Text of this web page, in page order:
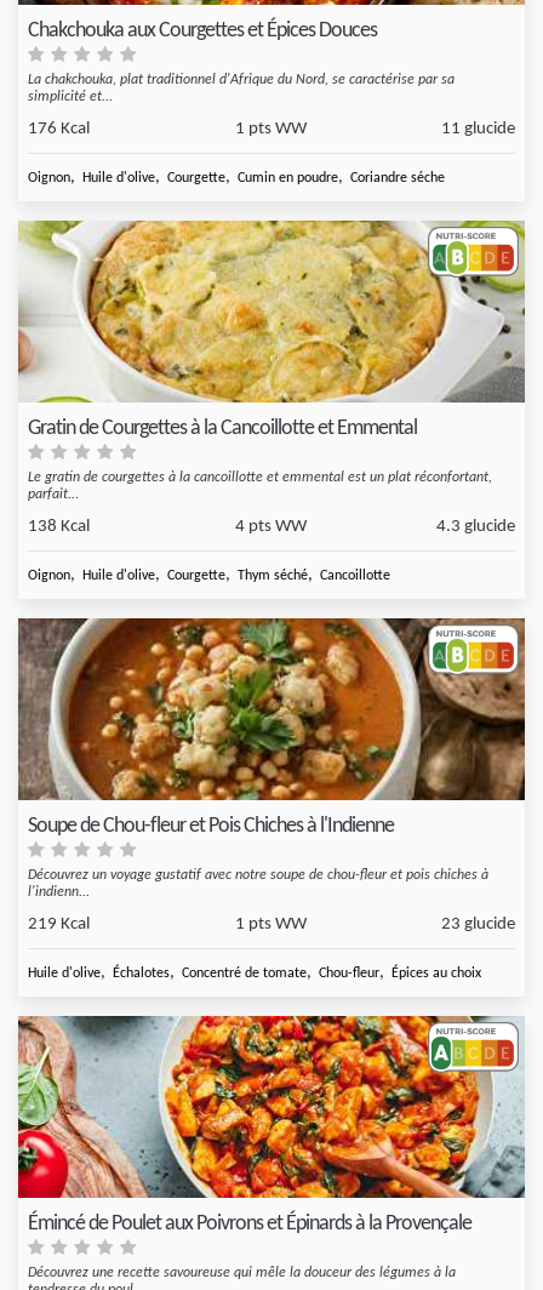
Chakchouka aux Courgettes et Épices Douces
La chakchouka, plat traditionnel d'Afrique du Nord, se caractérise par sa
simplicité et...
176 Kcal 1 pts WW 11 glucide
Oignon, Huile d'olive, Courgette, Cumin en poudre, Coriandre séche
Gratin de Courgettes à la Cancoillotte et Emmental
Le gratin de courgettes à la cancoillotte et emmental est un plat réconfortant,
parfait...
138 Kcal 4 pts WW 4.3 glucide
Oignon, Huile d'olive, Courgette, Thym séché, Cancoillotte
Soupe de Chou-fleur et Pois Chiches à l'Indienne
Découvrez un voyage gustatif avec notre soupe de chou-fleur et pois chiches à
l'indienn...
219 Kcal 1 pts WW 23 glucide
Huile d'olive, Échalotes, Concentré de tomate, Chou-fleur, Épices au choix
Émincé de Poulet aux Poivrons et Épinards à la Provençale
Découvrez une recette savoureuse qui mêle la douceur des légumes à la